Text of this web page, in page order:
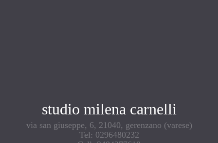
studio milena carnelli
via san giuseppe, 6, 21040, gerenzano (varese)
Tel: 0296480232